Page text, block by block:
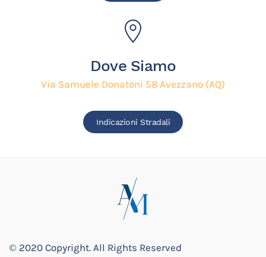
Dove Siamo
Via Samuele Donatoni 58 Avezzano (AQ)
Indicazioni Stradali
© 2020 Copyright. All Rights Reserved